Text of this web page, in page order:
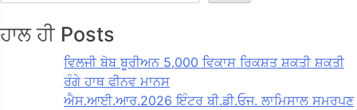
ਹਾਲ ਹੀ Posts
ਵਿਲਜੀ ਬੋਬ ਬੂਰੀਅਨ 5,000 ਵਿਕਾਸ ਰਿਕਸ਼ਤ ਸ਼ਕਤੀ ਸ਼ਕਤੀ
ਰੰਗੇ ਹਾਥ ਫੀਨਵ ਮਾਨਸ
ਐਸ.ਆਈ.ਆਰ.2026 ਇੰਟਰ ਬੀ.ਡੀ.ਓਜ. ਲਾਮਿਸਾਲ ਸਮਰਪਣ